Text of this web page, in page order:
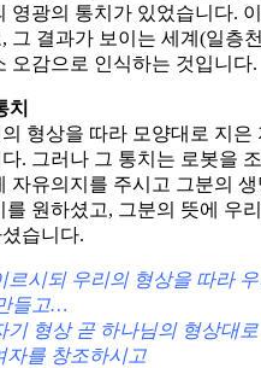
영광의 통치가 있었습니다.
그 결과가 보이는 세계(일층
오감으로 인식하는 것입니다.
치
형상을 따라 모양대로 지은
. 그러나 그 통치는 로봇을
자유의지를 주시고 그분의
를 원하셨고, 그분의 뜻에 우
습니다.
르시되 우리의 형상을 따라
들고…
기 형상 곧 하나님의 형상대
자를 창조하시고